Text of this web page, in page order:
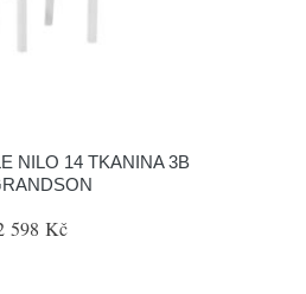
NILO 14 TKANINA 3B
598 Kč